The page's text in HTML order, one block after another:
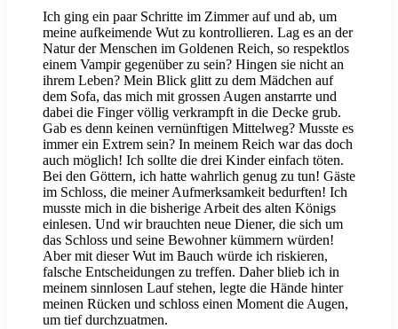
Ich ging ein paar Schritte im Zimmer auf und ab, um
meine aufkeimende Wut zu kontrollieren. Lag es an der
Natur der Menschen im Goldenen Reich, so respektlos
einem Vampir gegenüber zu sein? Hingen sie nicht an
ihrem Leben? Mein Blick glitt zu dem Mädchen auf
dem Sofa, das mich mit grossen Augen anstarrte und
dabei die Finger völlig verkrampft in die Decke grub.
Gab es denn keinen vernünftigen Mittelweg? Musste es
immer ein Extrem sein? In meinem Reich war das doch
auch möglich! Ich sollte die drei Kinder einfach töten.
Bei den Göttern, ich hatte wahrlich genug zu tun! Gäste
im Schloss, die meiner Aufmerksamkeit bedurften! Ich
musste mich in die bisherige Arbeit des alten Königs
einlesen. Und wir brauchten neue Diener, die sich um
das Schloss und seine Bewohner kümmern würden!
Aber mit dieser Wut im Bauch würde ich riskieren,
falsche Entscheidungen zu treffen. Daher blieb ich in
meinem sinnlosen Lauf stehen, legte die Hände hinter
meinen Rücken und schloss einen Moment die Augen,
um tief durchzuatmen.